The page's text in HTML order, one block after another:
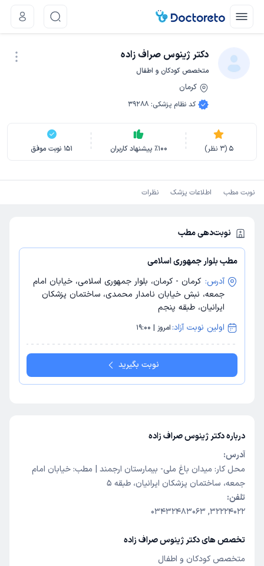
دکتر ژینوس صراف زاده
متخصص کودکان و اطفال
کرمان
کد نظام پزشکی:
39288
5
(
3 نظر) ٪100 پیشنهاد کاربران 151 نوبت موفق
نوبت مطب اطلاعات پزشک نظرات
نوبت‌دهی مطب
مطب بلوار جمهوری اسلامی
آدرس: کرمان - کرمان، بلوار جمهوری اسلامی، خیابان امام
جمعه، نبش خیابان نامدار محمدی، ساختمان پزشکان
ایرانیان، طبقه پنجم
اولین نوبت آزاد: امروز | 19:00
نوبت بگیرید
درباره دکتر ژینوس صراف زاده
آدرس:
محل کار: میدان باغ ملی- بیمارستان ارجمند | مطب: خیابان امام
جمعه، ساختمان پزشکان ایرانیان، طبقه 5
تلفن:
32224022, 03432483063
تخصص های دکتر ژینوس صراف زاده
متخصص کودکان و اطفال